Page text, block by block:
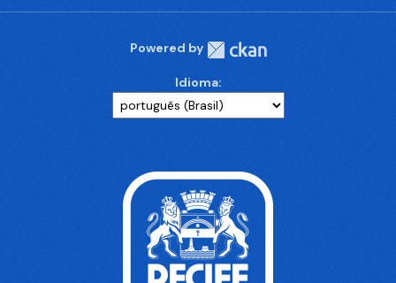
Powered by
Idioma